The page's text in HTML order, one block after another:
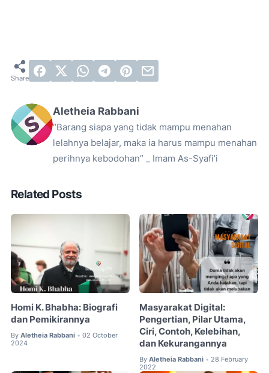
Aletheia Rabbani
“Barang siapa yang tidak mampu menahan
lelahnya belajar, maka ia harus mampu menahan
perihnya kebodohan” _ Imam As-Syafi’i
Related Posts
Homi K. Bhabha: Biografi
dan Pemikirannya
By Aletheia Rabbani • 02 October
2024
Masyarakat Digital:
Pengertian, Pilar Utama,
Ciri, Contoh, Kelebihan,
dan Kekurangannya
By Aletheia Rabbani • 28 February
2022